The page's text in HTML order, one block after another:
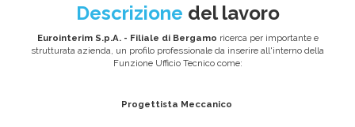
Descrizione del lavoro
Eurointerim S.p.A. - Filiale di Bergamo ricerca per importante e
strutturata azienda, un profilo professionale da inserire all'interno della
Funzione Ufficio Tecnico come:
Progettista Meccanico